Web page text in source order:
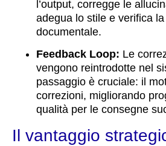
l’output, corregge le
adegua lo stile e verifica
documentale.
Feedback Loop: Le
vengono reintrodotte nel
passaggio è cruciale: il
correzioni, migliorando
qualità per le consegne
Il vantaggio